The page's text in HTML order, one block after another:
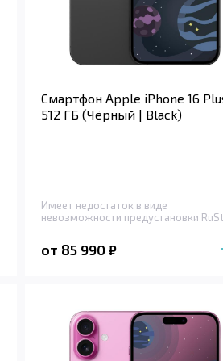
Смартфон Apple iPhone 16
512 ГБ (Чёрный | Black)
Имеет недостаток в виде
невозможности предустановки
от 85 990 ₽